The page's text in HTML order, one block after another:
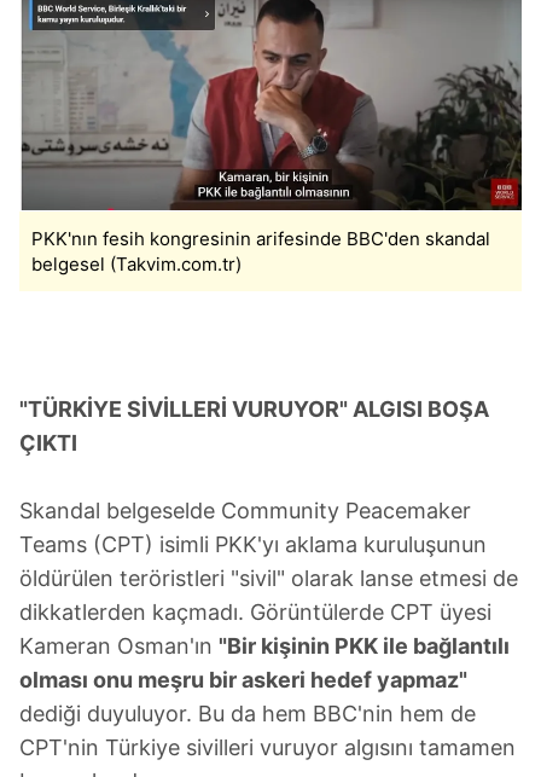
PKK'nın fesih kongresinin arifesinde BBC'den skandal
belgesel (Takvim.com.tr)
"TÜRKİYE SİVİLLERİ VURUYOR" ALGISI BOŞA
ÇIKTI
Skandal belgeselde Community Peacemaker
Teams (CPT) isimli PKK'yı aklama kuruluşunun
öldürülen teröristleri "sivil" olarak lanse etmesi de
dikkatlerden kaçmadı. Görüntülerde CPT üyesi
Kameran Osman'ın "Bir kişinin PKK ile bağlantılı
olması onu meşru bir askeri hedef yapmaz"
dediği duyuluyor. Bu da hem BBC'nin hem de
CPT'nin Türkiye sivilleri vuruyor algısını tamamen